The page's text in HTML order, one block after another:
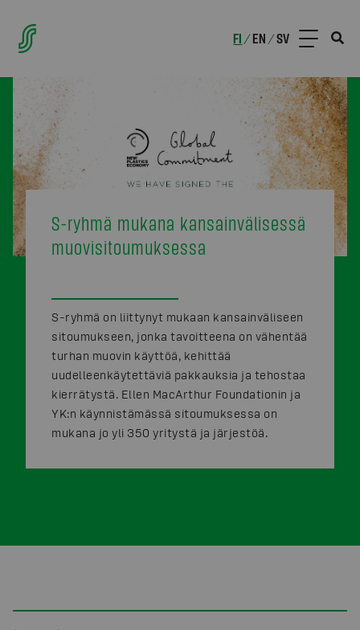
FI /EN /SV
S-ryhmä mukana kansainvälisessä
muovisitoumuksessa
S-ryhmä on liittynyt mukaan kansainväliseen
sitoumukseen, jonka tavoitteena on vähentää
turhan muovin käyttöä, kehittää
uudelleenkäytettäviä pakkauksia ja tehostaa
kierrätystä. Ellen MacArthur Foundationin ja
YK:n käynnistämässä sitoumuksessa on
mukana jo yli 350 yritystä ja järjestöä.